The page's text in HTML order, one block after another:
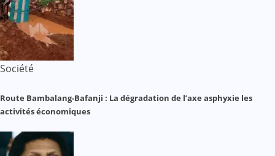
Société
Route Bambalang-Bafanji : La dégradation de l’axe asphyxie les
activités économiques